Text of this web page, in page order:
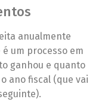
anualmente
um processo em
ganhou e quanto
ano fiscal (que vai